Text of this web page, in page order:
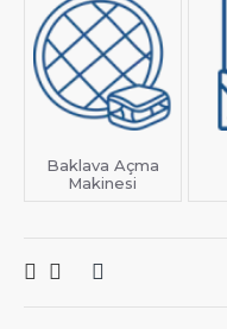
Baklava Açma
Makinesi